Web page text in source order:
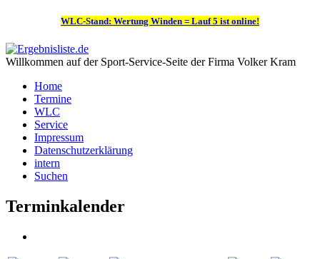
WLC-Stand: Wertung Winden = Lauf 5 ist online!
Willkommen auf der Sport-Service-Seite der Firma Volker Kram
Home
Termine
WLC
Service
Impressum
Datenschutzerklärung
intern
Suchen
Terminkalender